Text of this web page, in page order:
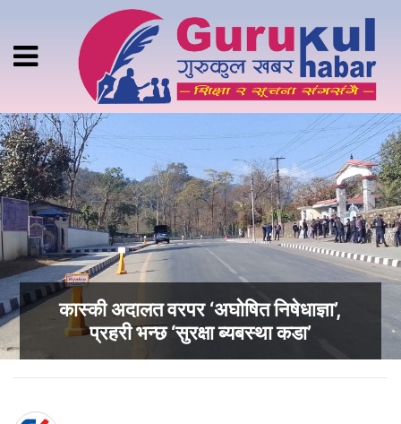
कास्की अदालत वरपर ‘अघोषित निषेधाज्ञा’,
प्रहरी भन्छ ‘सुरक्षा ब्यबस्था कडा’